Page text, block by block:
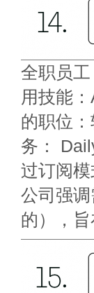
全职员
用技能
的职位
务：
过订阅
公司强
的），旨